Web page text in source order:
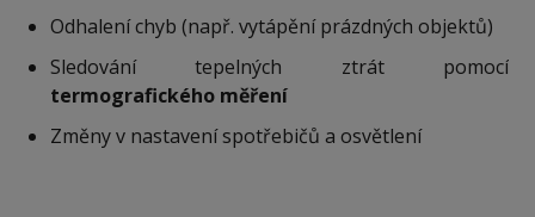
Odhalení chyb (např. vytápění prázdných objektů)
Sledování tepelných ztrát pomocí
termografického měření
Změny v nastavení spotřebičů a osvětlení